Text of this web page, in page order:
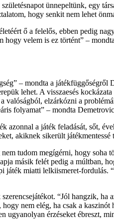
ünnepeltünk, egy
hogy senkit nem lehet
ő a felelős, ebben pedig
hogy velem is ez történt” –
– mondta a
lehet. A visszaesés
elzárkózni a
folyamat” – mondta
azonnal a játék feladását, sőt,
akiknek sikerült
tudom megígérni, hogy soha
másik felét pedig a múltban,
játék miatti lelkiismeret-fordulás.
“Jól hangzik,
nem elég, ha csak a
ugyanolyan érzéseket ébreszt,